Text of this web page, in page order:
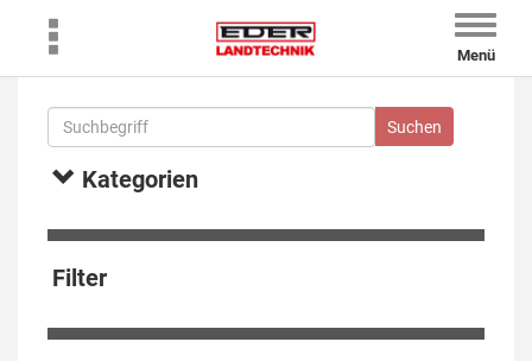
Toggle
Menü
Kategorien
Filter